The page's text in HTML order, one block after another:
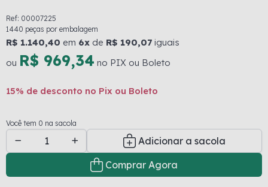
Ref: 00007225
1440 peças por embalagem
R$ 1.140,40 em 6x de R$ 190,07 iguais
ou R$ 969,34 no PIX ou Boleto
15% de desconto no Pix ou Boleto
Você tem 0 na sacola
Adicionar a sacola
Comprar Agora